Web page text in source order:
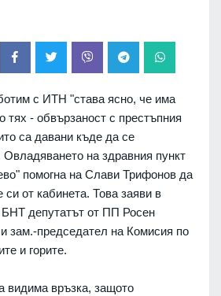
с ИТН "става ясно, че има
тях - обвързаност с престъпния
са давани къде да се
Овладяването на здравния пункт
помогна на Слави Трифонов да
си от кабинета. Това заяви в
БНТ депутатът от ПП Росен
зам.-председател на Комисия по
и горите.
връзка, защото